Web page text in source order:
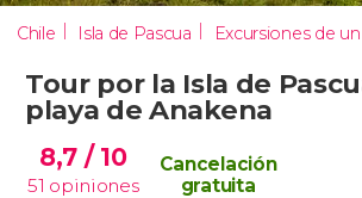
Chile Isla de Pascua Excursiones de un
Tour por la Isla de
playa de Anakena
8,7 / 10
51 opiniones
Cancelación
gratuita